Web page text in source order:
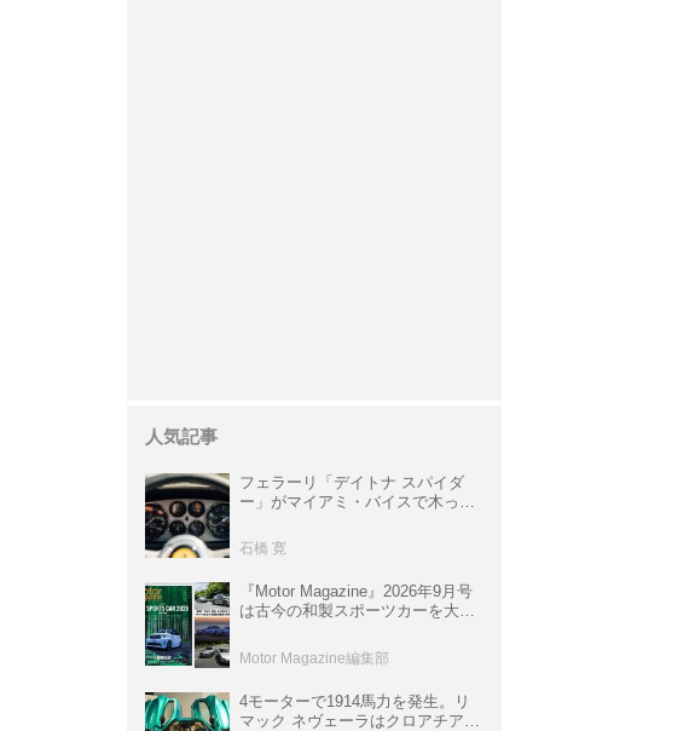
人気記事
フェラーリ「デイトナ スパイダ
ー」がマイアミ・バイスで木っ端
サ」に化けた理由
石橋 寛
『Motor Magazine』2026年9月号
は古今の和製スポーツカーを大特
情報も満載
Motor Magazine編集部
4モーターで1914馬力を発生。リ
マック ネヴェーラはクロアチア発